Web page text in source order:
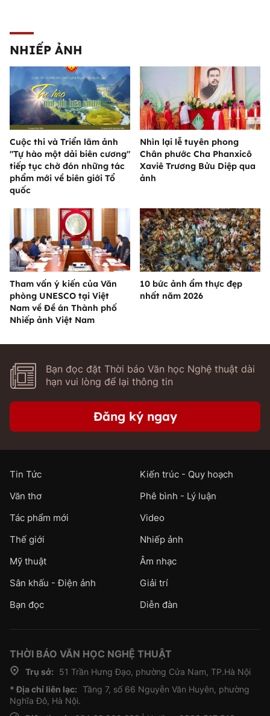
NHIẾP ẢNH
Cuộc thi và Triển lãm ảnh
"Tự hào một dải biên cương"
tiếp tục chờ đón những tác
phẩm mới về biên giới Tổ
quốc
Nhìn lại lễ tuyên phong
Chân phước Cha Phanxicô
Xaviê Trương Bửu Diệp qua
ảnh
Tham vấn ý kiến của Văn
phòng UNESCO tại Việt
Nam về Đề án Thành phố
Nhiếp ảnh Việt Nam
10 bức ảnh ẩm thực đẹp
nhất năm 2026
Bạn đọc đặt Thời báo Văn học Nghệ thuật dài
hạn vui lòng để lại thông tin
Đăng ký ngay
Tin Tức
Kiến trúc - Quy hoạch
Văn thơ
Phê bình - Lý luận
Tác phẩm mới
Video
Thế giới
Nhiếp ảnh
Mỹ thuật
Âm nhạc
Sân khấu - Điện ảnh
Giải trí
Bạn đọc
Diễn đàn
THỜI BÁO VĂN HỌC NGHỆ THUẬT
Trụ sở:
51 Trần Hưng Đạo, phường Cửa Nam, TP.Hà Nội
* Địa chỉ liên lạc: Tầng 7, số 66 Nguyễn Văn Huyên, phường
Nghĩa Đô, Hà Nội.